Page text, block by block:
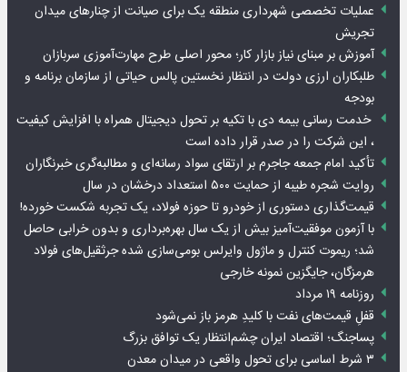
عملیات تخصصی شهرداری منطقه یک برای صیانت از چنارهای میدان
تجریش
آموزش بر مبنای نیاز بازار کار؛ محور اصلی طرح مهارت‌آموزی سربازان
طلبکاران ارزی دولت در انتظار نخستین پالس حیاتی از سازمان برنامه و
بودجه
خدمت رسانی بیمه دی با تکیه بر تحول دیجیتال همراه با افزایش کیفیت
، این شرکت را در صدر قرار داده است
تأکید امام جمعه جاجرم بر ارتقای سواد رسانه‌ای و مطالبه‌گری خبرنگاران
روایت شجره طیبه از حمایت ۵۰۰ استعداد درخشان در سال
قیمت‌گذاری دستوری از خودرو تا حوزه فولاد، یک تجربه شکست خورده!
با آزمون موفقیت‌آمیز بیش از یک سال بهره‌برداری و بدون خرابی حاصل
شد؛ ریموت کنترل و ماژول وایرلس بومی‌سازی شده جرثقیل‌های فولاد
هرمزگان، جایگزین نمونه خارجی
روزنامه ۱۹ مرداد
قفلِ قیمت‌های نفت با کلیدِ هرمز باز نمی‌شود
پساجنگ؛ اقتصاد ایران چشم‌انتظار یک توافق بزرگ
۳ شرط اساسی برای تحول واقعی در میدان معدن